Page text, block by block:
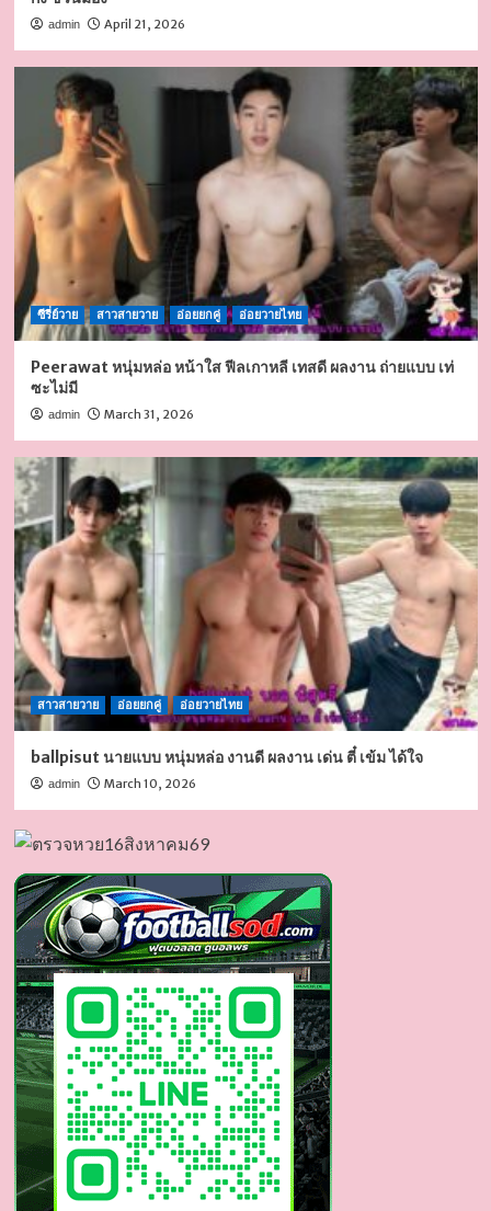
admin April 21, 2026
ซีรี่ย์วาย สาวสายวาย อ่อยยกคู่ อ่อยวายไทย
Peerawat หนุ่มหล่อ หน้าใส ฟีลเกาหลี เทสดี ผลงาน ถ่ายแบบ เท่
ซะไม่มี
admin March 31, 2026
สาวสายวาย อ่อยยกคู่ อ่อยวายไทย
ballpisut นายแบบ หนุ่มหล่อ งานดี ผลงาน เด่น ตี๋ เข้ม ได้ใจ
admin March 10, 2026